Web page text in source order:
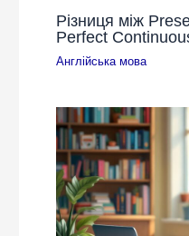
Різниця між
Perfect
Англійська мова